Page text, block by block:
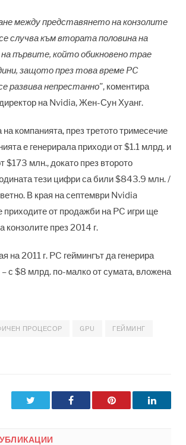
между представянето на конзолите
случва към втората половина на
първите, който обикновено трае
защото през това време PC
развива непрестанно", коментира
на Nvidia, Жен-Сун Хуанг.
компанията, през третото тримесечие
е генерирала приходи от $1.1 млрд. и
$173 млн., докато през второто
тези цифри са били $843.9 млн. /
В края на септември Nvidia
приходите от продажби на PC игри ще
конзолите през 2014 г.
на 2011 г. PC геймингът да генерира
с $8 млрд. по-малко от сумата, вложена
ПРОЦЕСОР GPU ГЕЙМИНГ
Facebook Pinterest